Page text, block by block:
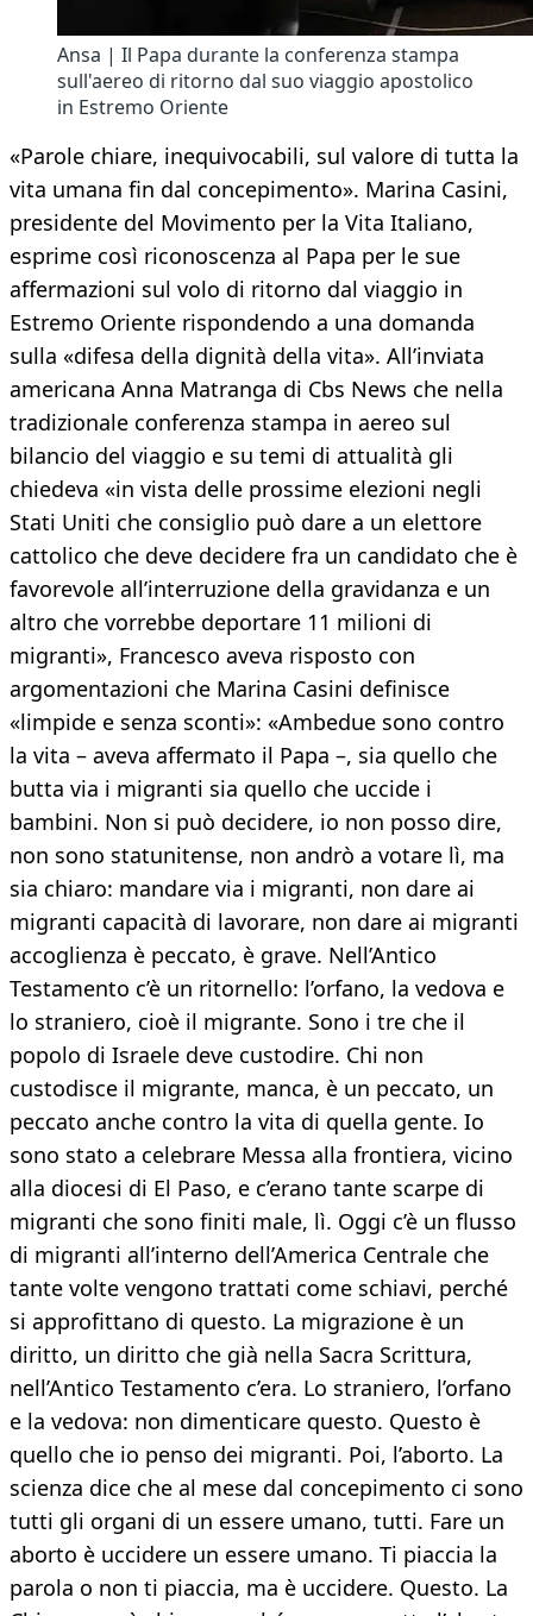
Ansa | Il Papa durante la conferenza stampa
sull'aereo di ritorno dal suo viaggio apostolico
in Estremo Oriente
«Parole chiare, inequivocabili, sul valore di tutta la
vita umana fin dal concepimento». Marina Casini,
presidente del Movimento per la Vita Italiano,
esprime così riconoscenza al Papa per le sue
affermazioni sul volo di ritorno dal viaggio in
Estremo Oriente rispondendo a una domanda
sulla «difesa della dignità della vita». All’inviata
americana Anna Matranga di Cbs News che nella
tradizionale conferenza stampa in aereo sul
bilancio del viaggio e su temi di attualità gli
chiedeva «in vista delle prossime elezioni negli
Stati Uniti che consiglio può dare a un elettore
cattolico che deve decidere fra un candidato che è
favorevole all’interruzione della gravidanza e un
altro che vorrebbe deportare 11 milioni di
migranti», Francesco aveva risposto con
argomentazioni che Marina Casini definisce
«limpide e senza sconti»: «Ambedue sono contro
la vita – aveva affermato il Papa –, sia quello che
butta via i migranti sia quello che uccide i
bambini. Non si può decidere, io non posso dire,
non sono statunitense, non andrò a votare lì, ma
sia chiaro: mandare via i migranti, non dare ai
migranti capacità di lavorare, non dare ai migranti
accoglienza è peccato, è grave. Nell’Antico
Testamento c’è un ritornello: l’orfano, la vedova e
lo straniero, cioè il migrante. Sono i tre che il
popolo di Israele deve custodire. Chi non
custodisce il migrante, manca, è un peccato, un
peccato anche contro la vita di quella gente. Io
sono stato a celebrare Messa alla frontiera, vicino
alla diocesi di El Paso, e c’erano tante scarpe di
migranti che sono finiti male, lì. Oggi c’è un flusso
di migranti all’interno dell’America Centrale che
tante volte vengono trattati come schiavi, perché
si approfittano di questo. La migrazione è un
diritto, un diritto che già nella Sacra Scrittura,
nell’Antico Testamento c’era. Lo straniero, l’orfano
e la vedova: non dimenticare questo. Questo è
quello che io penso dei migranti. Poi, l’aborto. La
scienza dice che al mese dal concepimento ci sono
tutti gli organi di un essere umano, tutti. Fare un
aborto è uccidere un essere umano. Ti piaccia la
parola o non ti piaccia, ma è uccidere. Questo. La